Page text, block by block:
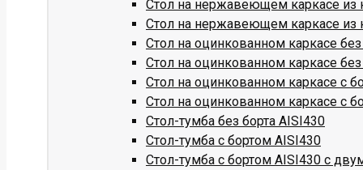
Стол на нержавеющем каркасе из
Стол на нержавеющем каркасе из
Стол на оцинкованном каркасе
Стол на оцинкованном каркасе
Стол на оцинкованном каркасе с
Стол на оцинкованном каркасе с
Стол-тумба без борта AISI430
Стол-тумба с бортом AISI430
Стол-тумба с бортом AISI430 с